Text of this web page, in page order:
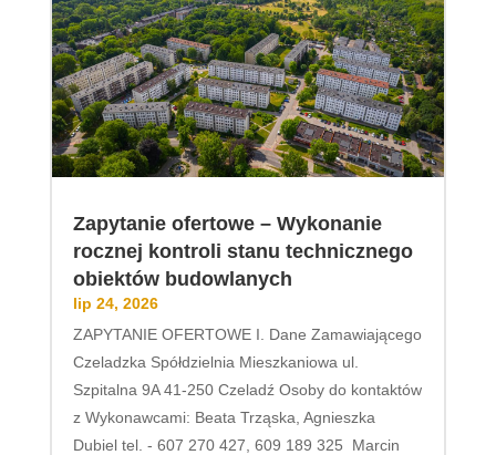
Zapytanie ofertowe – Wykonanie
rocznej kontroli stanu technicznego
obiektów budowlanych
lip 24, 2026
ZAPYTANIE OFERTOWE I. Dane Zamawiającego
Czeladzka Spółdzielnia Mieszkaniowa ul.
Szpitalna 9A 41-250 Czeladź Osoby do kontaktów
z Wykonawcami: Beata Trząska, Agnieszka
Dubiel tel. - 607 270 427, 609 189 325 Marcin